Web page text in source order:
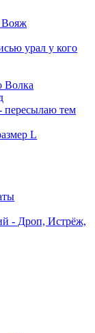
Вояж
урал у кого
Волка
пересылаю тем
L
- Дроп, Истрёж,